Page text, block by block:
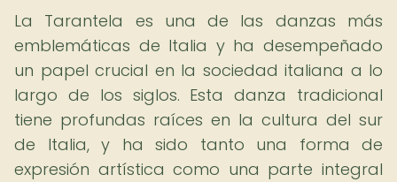
La Tarantela es una de las danzas más
emblemáticas de Italia y ha desempeñado
un papel crucial en la sociedad italiana a lo
largo de los siglos. Esta danza tradicional
tiene profundas raíces en la cultura del sur
de Italia, y ha sido tanto una forma de
expresión artística como una parte integral